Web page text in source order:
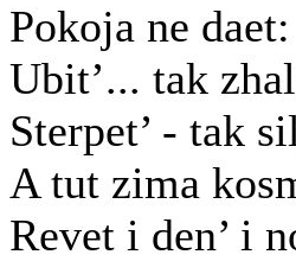
Pokoja ne daet:
Ubit’... tak
Sterpet’ - tak
A tut zima
Revet i den’ i